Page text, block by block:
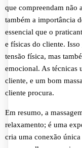
que compreendam não
também a importância
essencial que o
e físicas do cliente. Isso
tensão física, mas
emocional. As técnicas
cliente, e um bom
cliente procura.
Em resumo, a
relaxamento; é uma
cria uma conexão